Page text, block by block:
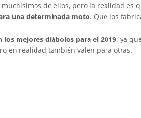
de ellos, pero la realidad
una determinada moto. Que los
los mejores diábolos para el 2019, ya
en realidad también valen para otras.